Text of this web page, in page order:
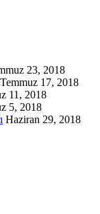
23, 2018
Temmuz 17, 2018
11, 2018
5, 2018
Haziran 29, 2018